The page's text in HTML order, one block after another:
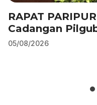
RAPAT
Cadangan
05/08/2026